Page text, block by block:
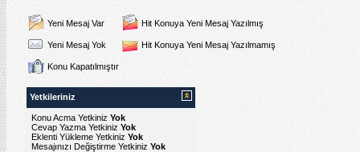
Yeni Mesaj Var Hit Konuya Yeni Mesaj Yazılmış
Yeni Mesaj Yok Hit Konuya Yeni Mesaj Yazılmamış
Konu Kapatılmıştır
Yetkileriniz
Konu Acma Yetkiniz Yok
Cevap Yazma Yetkiniz Yok
Eklenti Yükleme Yetkiniz Yok
Mesajınızı Değiştirme Yetkiniz Yok